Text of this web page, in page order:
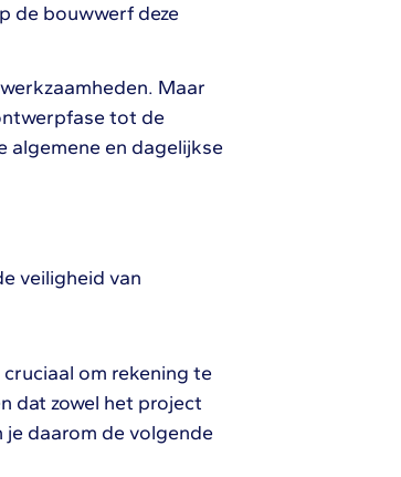
de bouwwerf deze
Maar
tot de
algemene en dagelijkse
veiligheid van
om rekening te
dat zowel het project
daarom de volgende